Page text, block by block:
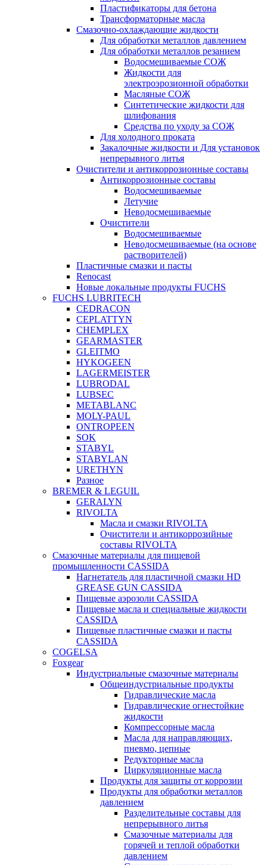
Пластификаторы для бетона
Трансформаторные масла
Смазочно-охлаждающие жидкости
Для обработки металлов давлением
Для обработки металлов резанием
Водосмешиваемые СОЖ
Жидкости для
электроэрозионной обработки
Масляные СОЖ
Синтетические жидкости для
шлифования
Средства по уходу за СОЖ
Для холодного проката
Закалочные жидкости и Для установок
непрерывного литья
Очистители и антикоррозионные составы
Антикоррозионные составы
Водосмешиваемые
Летучие
Неводосмешиваемые
Очистители
Водосмешиваемые
Неводосмешиваемые (на основе
растворителей)
Пластичные смазки и пасты
Renocast
Новые локальные продукты FUCHS
FUCHS LUBRITECH
CEDRACON
CEPLATTYN
CHEMPLEX
GEARMASTER
GLEITMO
HYKOGEEN
LAGERMEISTER
LUBRODAL
LUBSEC
METABLANC
MOLY-PAUL
ONTROPEEN
SOK
STABYL
STABYLAN
URETHYN
Разное
BREMER & LEGUIL
GERALYN
RIVOLTA
Масла и смазки RIVOLTA
Очистители и антикоррозийные
составы RIVOLTA
Смазочные материалы для пищевой
промышленности CASSIDA
Нагнетатель для пластичной смазки HD
GREASE GUN CASSIDA
Пищевые аэрозоли CASSIDA
Пищевые масла и специальные жидкости
CASSIDA
Пищевые пластичные смазки и пасты
CASSIDA
COGELSA
Foxgear
Индустриальные смазочные материалы
Общеиндустриальные продукты
Гидравлические масла
Гидравлические огнестойкие
жидкости
Компрессорные масла
Масла для направляющих,
пневмо, цепные
Редукторные масла
Циркуляционные масла
Продукты для защиты от коррозии
Продукты для обработки металлов
давлением
Разделительные составы для
непрерывного литья
Смазочные материалы для
горячей и теплой обработки
давлением